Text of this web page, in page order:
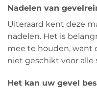
Nadelen van
Uiteraard kent deze
nadelen. Het is
mee te houden, want
niet geschikt voor alle
Het kan uw gevel